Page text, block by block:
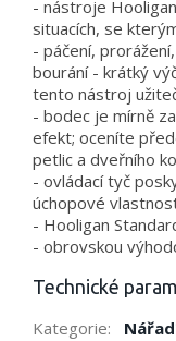
- nástroje
situacích, se
- páčení,
bourání - krátký
tento nástroj
- bodec je mírně
efekt; oceníte
petlic a dveřního
- ovládací tyč
úchopové
- Hooligan
- obrovskou
Technické
Kategorie: